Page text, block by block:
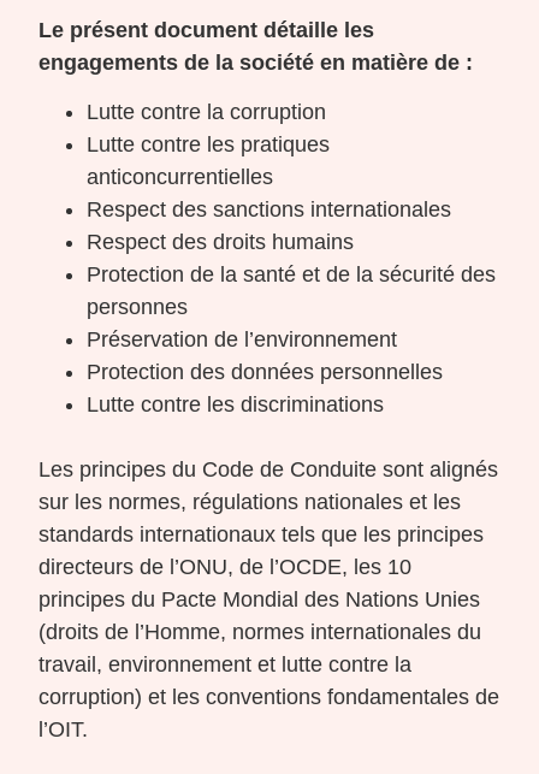
Le présent document détaille les
engagements de la société en matière de :
Lutte contre la corruption
Lutte contre les pratiques
anticoncurrentielles
Respect des sanctions internationales
Respect des droits humains
Protection de la santé et de la sécurité des
personnes
Préservation de l’environnement
Protection des données personnelles
Lutte contre les discriminations
Les principes du Code de Conduite sont alignés
sur les normes, régulations nationales et les
standards internationaux tels que les principes
directeurs de l’ONU, de l’OCDE, les 10
principes du Pacte Mondial des Nations Unies
(droits de l’Homme, normes internationales du
travail, environnement et lutte contre la
corruption) et les conventions fondamentales de
l’OIT.